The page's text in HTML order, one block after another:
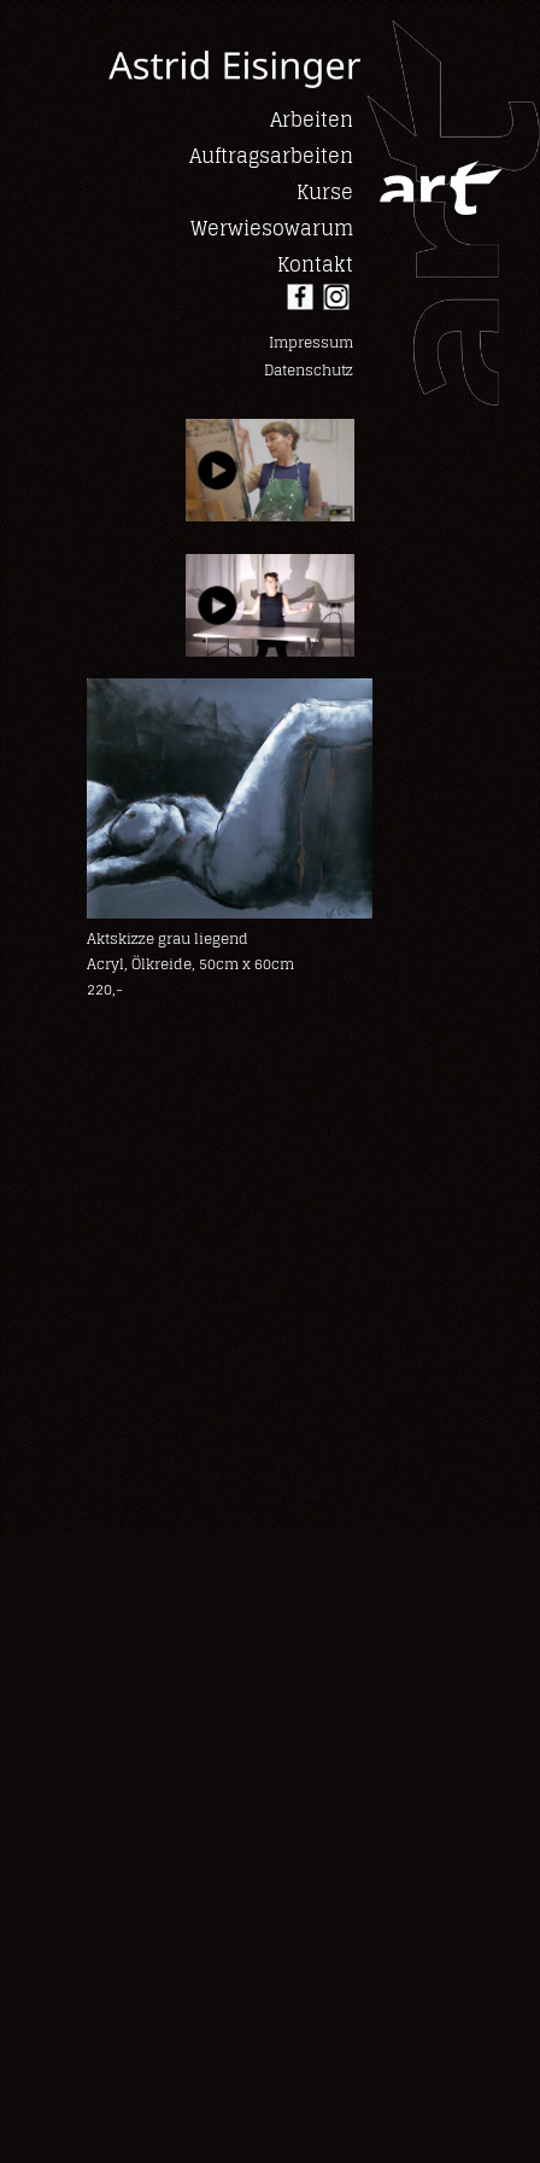
Arbeiten
Auftragsarbeiten
Kurse
Werwiesowarum
Kontakt
Impressum
Datenschutz
Aktskizze grau liegend
Acryl, Ölkreide, 50cm x 60cm
220,-